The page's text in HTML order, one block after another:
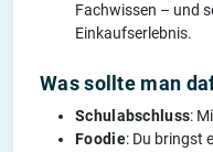
Fachwissen – und
Einkaufserlebnis.
Was sollte man
Schulabschluss:
Foodie: Du bringst